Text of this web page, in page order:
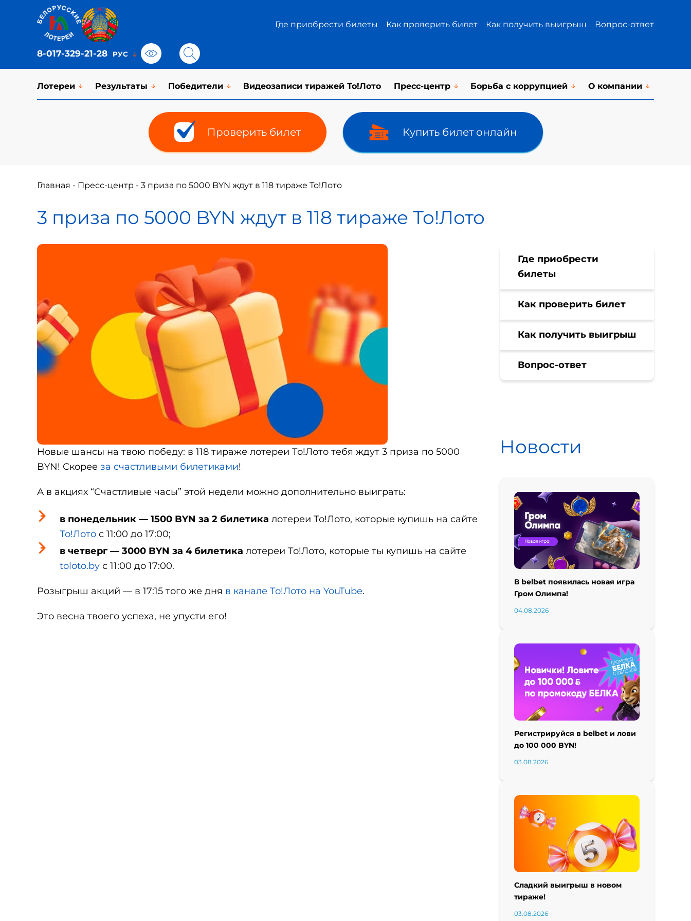
Где приобрести билеты Как проверить билет Как получить выигрыш Вопрос-ответ
8-017-329-21-28
Лотереи Результаты Победители Видеозаписи тиражей То!Лото Пресс-центр Борьба с коррупцией О компании
Проверить билет Купить билет онлайн
Главная - Пресс-центр - 3 приза по 5000 BYN ждут в 118 тираже То!Лото
3 приза по 5000 BYN ждут в 118 тираже То!Лото
Новые шансы на твою победу: в 118 тираже лотереи То!Лото тебя ждут 3 приза по 5000
BYN! Скорее за счастливыми билетиками!
А в акциях “Счастливые часы” этой недели можно дополнительно выиграть:
в понедельник — 1500 BYN за 2 билетика лотереи То!Лото, которые купишь на сайте
То!Лото с 11:00 до 17:00;
в четверг — 3000 BYN за 4 билетика лотереи То!Лото, которые ты купишь на сайте
toloto.by с 11:00 до 17:00.
Розыгрыш акций — в 17:15 того же дня в канале То!Лото на YouTube.
Это весна твоего успеха, не упусти его!
Где приобрести
билеты
Как проверить билет
Как получить выигрыш
Вопрос-ответ
Новости
В belbet появилась новая игра
Гром Олимпа!
04.08.2026
Регистрируйся в belbet и лови
до 100 000 BYN!
03.08.2026
Сладкий выигрыш в новом
тираже!
03.08.2026